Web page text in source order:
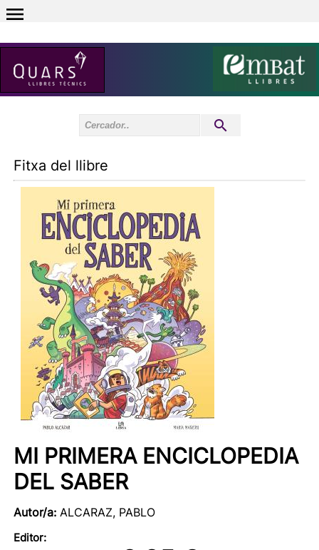
Inici sessió 0
Fitxa del llibre
MI PRIMERA ENCICLOPEDIA
DEL SABER
Autor/a:ALCARAZ, PABLO
Editor: